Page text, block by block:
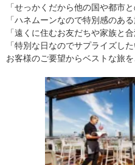
「せっかくだから他の国や都市
「ハネムーンなので特別感のある
「遠くに住むお友だちや家族と
「特別な日なのでサプライズした
お客様のご要望からベストな旅を